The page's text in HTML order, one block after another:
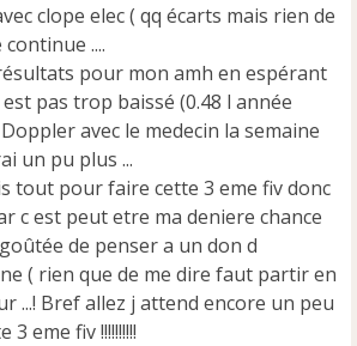
clope elec ( qq écarts mais rien de
....
pour mon amh en espérant
pas trop baissé (0.48 l année
avec le medecin la semaine
un pu plus ...
tout pour faire cette 3 eme fiv donc
c est peut etre ma deniere chance
de penser a un don d
( rien que de me dire faut partir en
...! Bref allez j attend encore un peu
eme fiv !!!!!!!!!!